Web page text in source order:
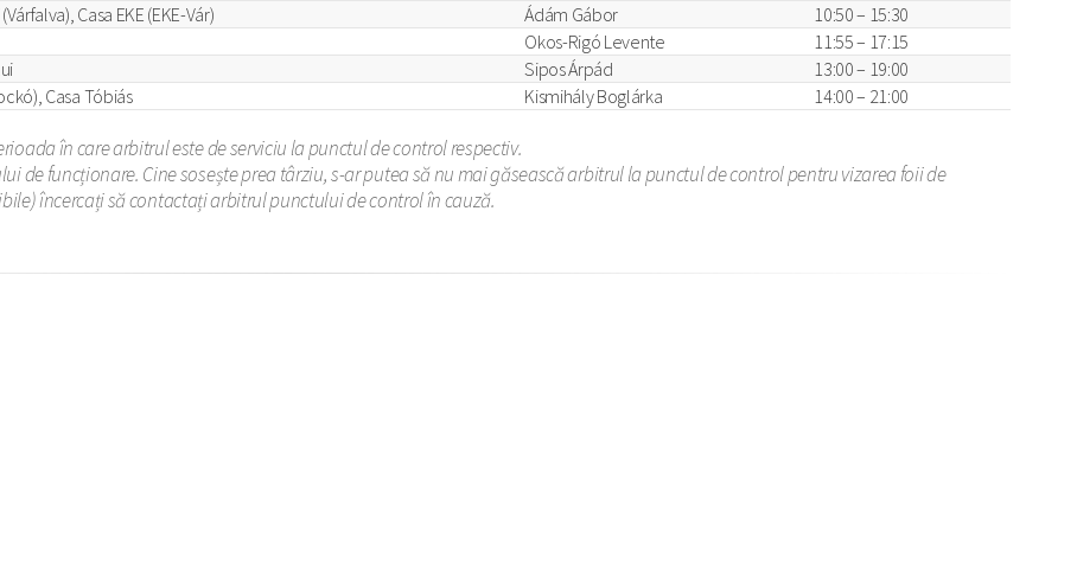
Casa EKE (EKE-Vár) Ádám Gábor
10:50 – 15:30
Okos-Rigó Levente
11:55 – 17:15
Sipos Árpád
13:00 – 19:00
Casa Tóbiás Kismihály Boglárka 14:00 – 21:00
în care arbitrul este de serviciu la punctul de control respectiv.
de funcționare. Cine sosește prea târziu, s-ar putea să nu mai găsească arbitrul la punctul de control pentru vizarea foii de
încercați să contactați arbitrul punctului de control în cauză.